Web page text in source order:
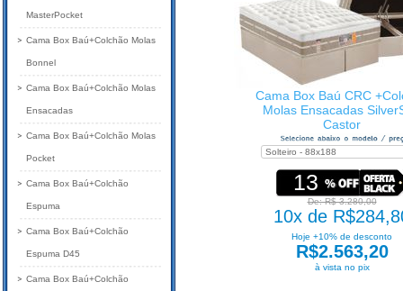
Cama Box Baú CRC
Molas Ensacadas
Castor
13
De: R$ 3.280,00
10x de
Hoje +10% de desconto
R$2.563,20
à vista no pix
MasterPocket
Cama Box Baú+Colchão Molas
Bonnel
Cama Box Baú+Colchão Molas
Ensacadas
Cama Box Baú+Colchão Molas
Pocket
Cama Box Baú+Colchão
Espuma
Cama Box Baú+Colchão
Espuma D45
Cama Box Baú+Colchão